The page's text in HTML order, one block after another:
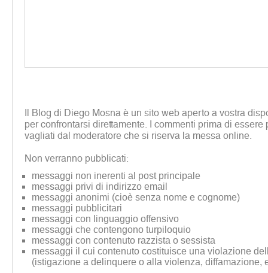
Il Blog di Diego Mosna è un sito web aperto a vostra
per confrontarsi direttamente. I commenti prima di essere
vagliati dal moderatore che si riserva la messa online.
Non verranno pubblicati:
messaggi non inerenti al post principale
messaggi privi di indirizzo email
messaggi anonimi (cioè senza nome e cognome)
messaggi pubblicitari
messaggi con linguaggio offensivo
messaggi che contengono turpiloquio
messaggi con contenuto razzista o sessista
messaggi il cui contenuto costituisce una violazione
(istigazione a delinquere o alla violenza, diffamazione,